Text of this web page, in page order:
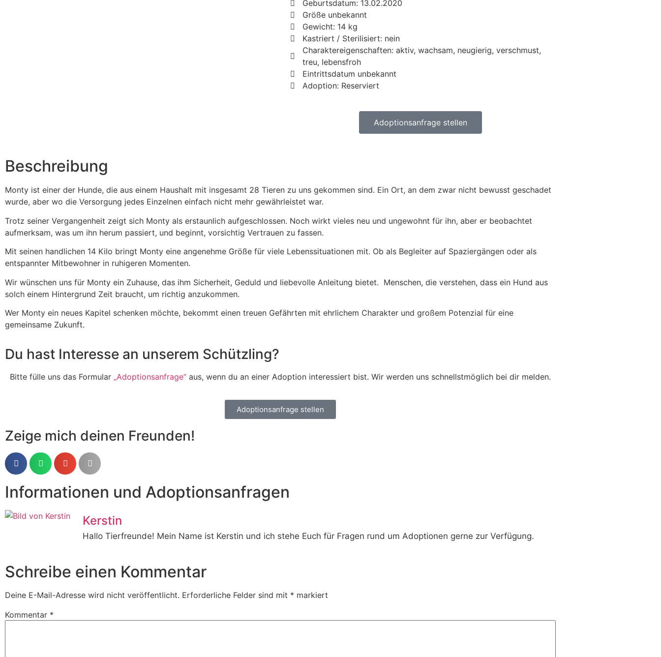
Geburtsdatum: 13.02.2020
Größe unbekannt
Gewicht: 14 kg
Kastriert / Sterilisiert: nein
Charaktereigenschaften: aktiv, wachsam, neugierig, verschmust,
treu, lebensfroh
Eintrittsdatum unbekannt
Adoption: Reserviert
Adoptionsanfrage stellen
Beschreibung
Monty ist einer der Hunde, die aus einem Haushalt mit insgesamt 28 Tieren zu uns gekommen sind. Ein Ort, an dem zwar nicht bewusst geschadet
wurde, aber wo die Versorgung jedes Einzelnen einfach nicht mehr gewährleistet war.
Trotz seiner Vergangenheit zeigt sich Monty als erstaunlich aufgeschlossen. Noch wirkt vieles neu und ungewohnt für ihn, aber er beobachtet
aufmerksam, was um ihn herum passiert, und beginnt, vorsichtig Vertrauen zu fassen.
Mit seinen handlichen 14 Kilo bringt Monty eine angenehme Größe für viele Lebenssituationen mit. Ob als Begleiter auf Spaziergängen oder als
entspannter Mitbewohner in ruhigeren Momenten.
Wir wünschen uns für Monty ein Zuhause, das ihm Sicherheit, Geduld und liebevolle Anleitung bietet. Menschen, die verstehen, dass ein Hund aus
solch einem Hintergrund Zeit braucht, um richtig anzukommen.
Wer Monty ein neues Kapitel schenken möchte, bekommt einen treuen Gefährten mit ehrlichem Charakter und großem Potenzial für eine
gemeinsame Zukunft.
Du hast Interesse an unserem Schützling?
Bitte fülle uns das Formular „Adoptionsanfrage“ aus, wenn du an einer Adoption interessiert bist. Wir werden uns schnellstmöglich bei dir melden.
Adoptionsanfrage stellen
Zeige mich deinen Freunden!
Informationen und Adoptionsanfragen
Kerstin
Hallo Tierfreunde! Mein Name ist Kerstin und ich stehe Euch für Fragen rund um Adoptionen gerne zur Verfügung.
Schreibe einen Kommentar
Deine E-Mail-Adresse wird nicht veröffentlicht. Erforderliche Felder sind mit * markiert
Kommentar *